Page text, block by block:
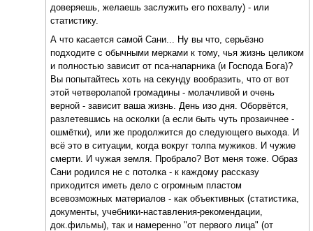
доверяешь, желаешь заслужить его похвалу) - или
статистику.
А что касается самой Сани... Ну вы что, серьёзно
подходите с обычными мерками к тому, чья жизнь целиком
и полностью зависит от пса-напарника (и Господа Бога)?
Вы попытайтесь хоть на секунду вообразить, что от вот
этой четверолапой громадины - молачливой и очень
верной - зависит ваша жизнь. День изо дня. Оборвётся,
разлетевшись на осколки (а если быть чуть прозаичнее -
ошмётки), или же продолжится до следующего выхода. И
всё это в ситуации, когда вокруг толпа мужиков. И чужие
смерти. И чужая земля. Пробрало? Вот меня тоже. Образ
Сани родился не с потолка - к каждому рассказу
приходится иметь дело с огромным пластом
всевозможных материалов - как объективных (статистика,
документы, учебники-наставления-рекомендации,
док.фильмы), так и намеренно "от первого лица" (от